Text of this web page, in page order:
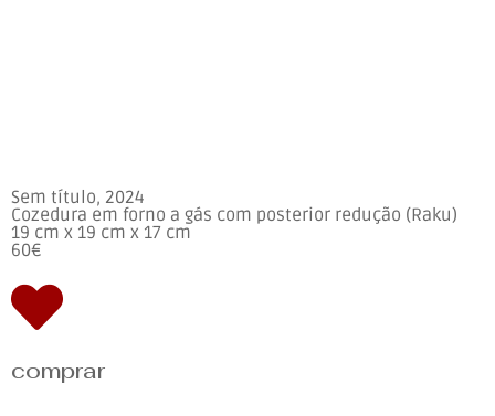
Sem título, 2024
Cozedura em forno a gás com posterior redução (Raku)
19 cm x 19 cm x 17 cm
60€
comprar